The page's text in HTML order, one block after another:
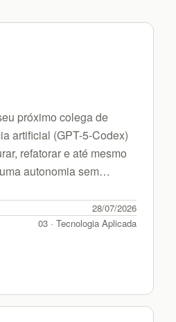
próximo colega de
artificial (GPT-5-Codex)
refatorar e até mesmo
autonomia sem
28/07/2026
03 · Tecnologia Aplicada